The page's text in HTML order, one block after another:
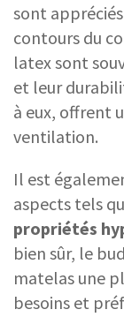
sont
contours du
latex sont
et leur
à eux, offrent
ventilation.
Il est
aspects tels
propriétés
bien sûr, le
matelas une
besoins et